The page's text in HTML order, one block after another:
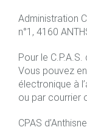
Administration
n°1, 4160
Pour le C.P.A.S.
Vous pouvez
électronique à
ou par courrier
CPAS